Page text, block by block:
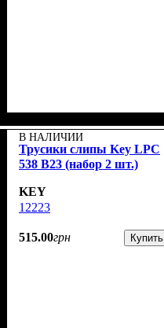
В НАЛИЧИИ
Трусики слипы Key LPC
538 B23 (набор 2 шт.)
KEY
12223
515.00грн Купить